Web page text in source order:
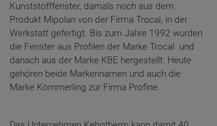
Kunststofffenster, damals noch aus dem
Produkt Mipolan von der Firma Trocal, in der
Werkstatt gefertigt. Bis zum Jahre 1992 wurden
die Fenster aus Profilen der Marke Trocal und
danach aus der Marke KBE hergestellt. Heute
gehören beide Markennamen und auch die
Marke Kömmerling zur Firma Profine.